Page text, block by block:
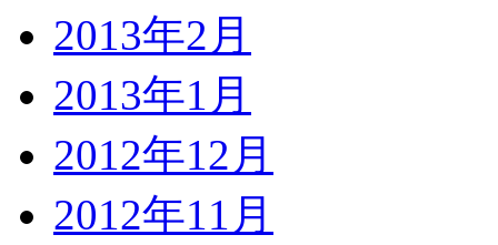
2013年2月
2013年1月
2012年12月
2012年11月